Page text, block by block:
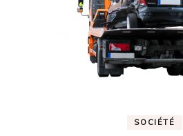
SOCIÉTÉ